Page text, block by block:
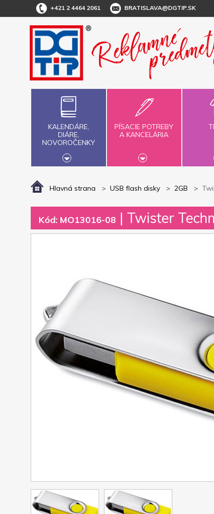
+421 2 4464 2061 BRATISLAVA@DGTIP.SK
KALENDÁRE,
DIÁRE,
NOVOROČENKY
PÍSACIE POTREBY
A KANCELÁRIA
Hlavná strana USB flash disky 2GB
Kód: MO13016-08 | Twister